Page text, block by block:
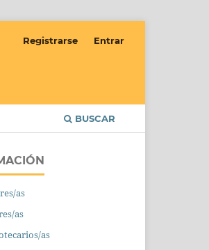
BUSCAR
Registrarse Entrar
as
as
as